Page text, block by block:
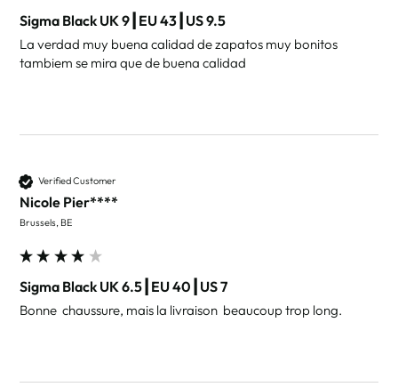
Sigma Black UK 9┃EU 43┃US 9.5
La verdad muy buena calidad de zapatos muy bonitos
tambiem se mira que de buena calidad
Verified Customer
Nicole Pier****
Brussels, BE
Sigma Black UK 6.5┃EU 40┃US 7
Bonne  chaussure, mais la livraison  beaucoup trop long.